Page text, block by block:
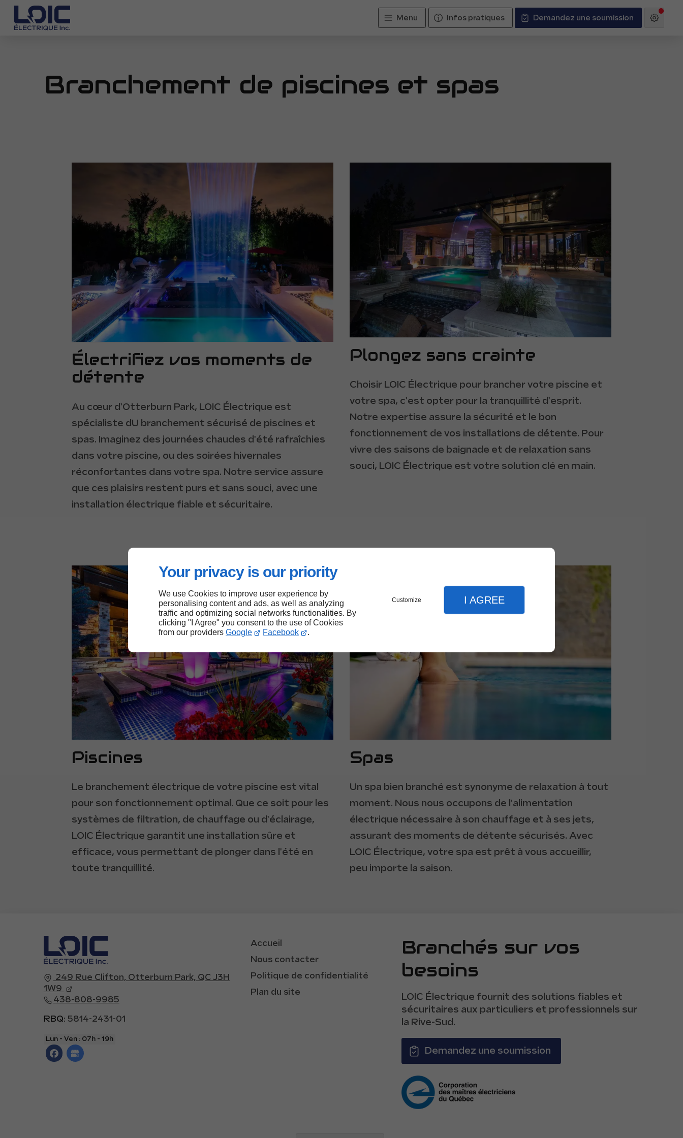
Your privacy is our priority
We use Cookies to improve user experience by
personalising content and ads, as well as analyzing
traffic and optimizing social networks functionalities. By
clicking "I Agree" you consent to the use of Cookies
from our providers Google Facebook .
Customize I AGREE
Menu Infos pratiques Demandez une soumission
Branchement de piscines et spas
Électrifiez vos moments de
détente
Au cœur d'Otterburn Park, LOIC Électrique est
spécialiste dU branchement sécurisé de piscines et
spas. Imaginez des journées chaudes d'été rafraîchies
dans votre piscine, ou des soirées hivernales
réconfortantes dans votre spa. Notre service assure
que ces plaisirs restent purs et sans souci, avec une
installation électrique fiable et sécuritaire.
Plongez sans crainte
Choisir LOIC Électrique pour brancher votre piscine et
votre spa, c'est opter pour la tranquillité d'esprit.
Notre expertise assure la sécurité et le bon
fonctionnement de vos installations de détente. Pour
vivre des saisons de baignade et de relaxation sans
souci, LOIC Électrique est votre solution clé en main.
Piscines
Le branchement électrique de votre piscine est vital
pour son fonctionnement optimal. Que ce soit pour les
systèmes de filtration, de chauffage ou d'éclairage,
LOIC Électrique garantit une installation sûre et
efficace, vous permettant de plonger dans l'été en
toute tranquillité.
Spas
Un spa bien branché est synonyme de relaxation à tout
moment. Nous nous occupons de l'alimentation
électrique nécessaire à son chauffage et à ses jets,
assurant des moments de détente sécurisés. Avec
LOIC Électrique, votre spa est prêt à vous accueillir,
peu importe la saison.
249 Rue Clifton, Otterburn Park, QC J3H
1W9
438-808-9985
RBQ: 5814-2431-01
Lun - Ven : 07h - 19h
Accueil
Nous contacter
Politique de confidentialité
Plan du site
Branchés sur vos
besoins
LOIC Électrique fournit des solutions fiables et
sécuritaires aux particuliers et professionnels sur
la Rive-Sud.
Demandez une soumission